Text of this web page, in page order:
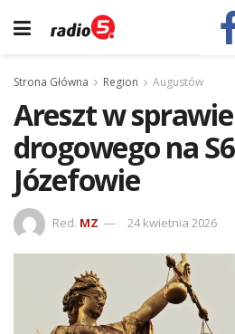
Strona Główna Region Augustów
Areszt w
drogowego na
Józefowie
Red. MZ 24 kwietnia 2026